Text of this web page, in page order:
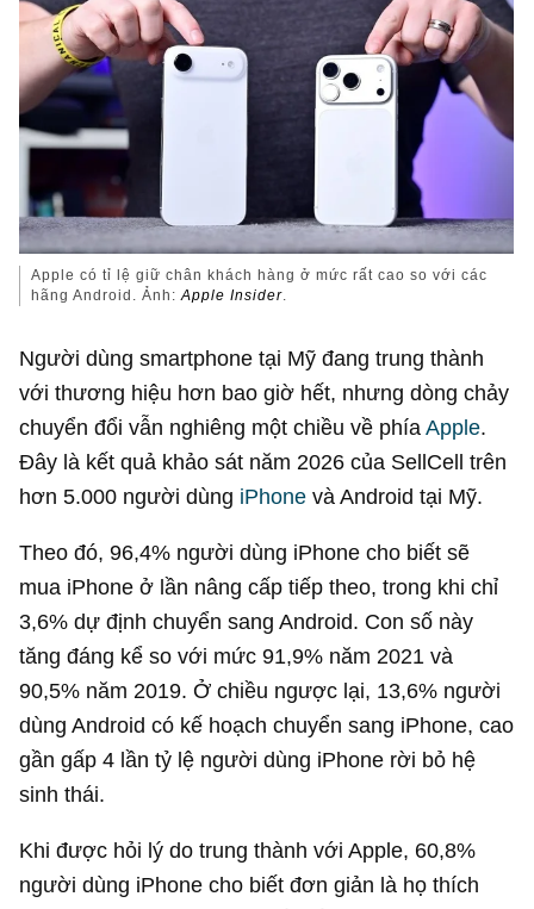
Apple có tỉ lệ giữ chân khách hàng ở mức rất cao so với các
hãng Android. Ảnh:Apple Insider.
Người dùng smartphone tại Mỹ đang trung thành
với thương hiệu hơn bao giờ hết, nhưng dòng chảy
chuyển đổi vẫn nghiêng một chiều về phíaApple.
Đây là kết quả khảo sát năm 2026 của SellCell trên
hơn 5.000 người dùng iPhone và Android tại Mỹ.
Theo đó, 96,4% người dùng iPhone cho biết sẽ
mua iPhone ở lần nâng cấp tiếp theo, trong khi chỉ
3,6% dự định chuyển sang Android. Con số này
tăng đáng kể so với mức 91,9% năm 2021 và
90,5% năm 2019. Ở chiều ngược lại, 13,6% người
dùng Android có kế hoạch chuyển sang iPhone, cao
gần gấp 4 lần tỷ lệ người dùng iPhone rời bỏ hệ
sinh thái.
Khi được hỏi lý do trung thành với Apple, 60,8%
người dùng iPhone cho biết đơn giản là họ thích